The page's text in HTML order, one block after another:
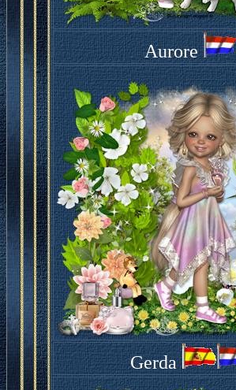
Aurore
Gerda